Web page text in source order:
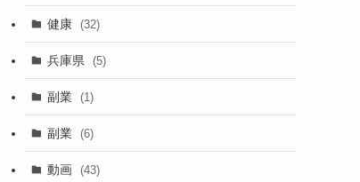
健康 (32)
兵庫県 (5)
副業 (1)
副業 (6)
動画 (43)